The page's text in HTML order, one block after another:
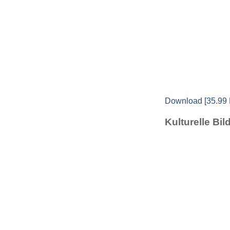
Download [35.99
Kulturelle